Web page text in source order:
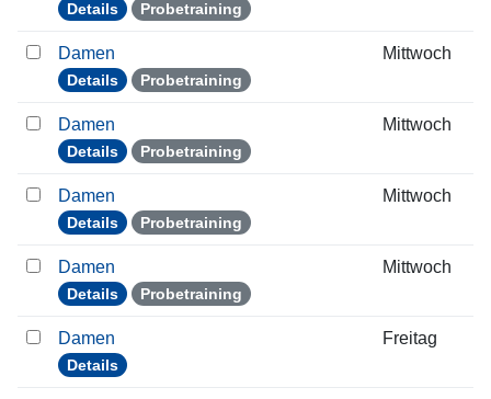
Details Probetraining
Damen
Details Probetraining
Mittwoch
Damen
Details Probetraining
Mittwoch
Damen
Details Probetraining
Mittwoch
Damen
Details Probetraining
Mittwoch
Damen
Details
Freitag